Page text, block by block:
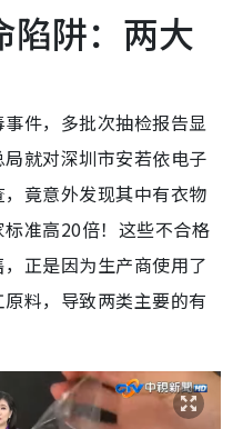
m
T
i
s
c
陷阱：两大
件，多批次抽检报告显
就对深圳市安若依电子
竟意外发现其中有衣物
准高20倍！这些不合格
正是因为生产商使用了
料，导致两类主要的有